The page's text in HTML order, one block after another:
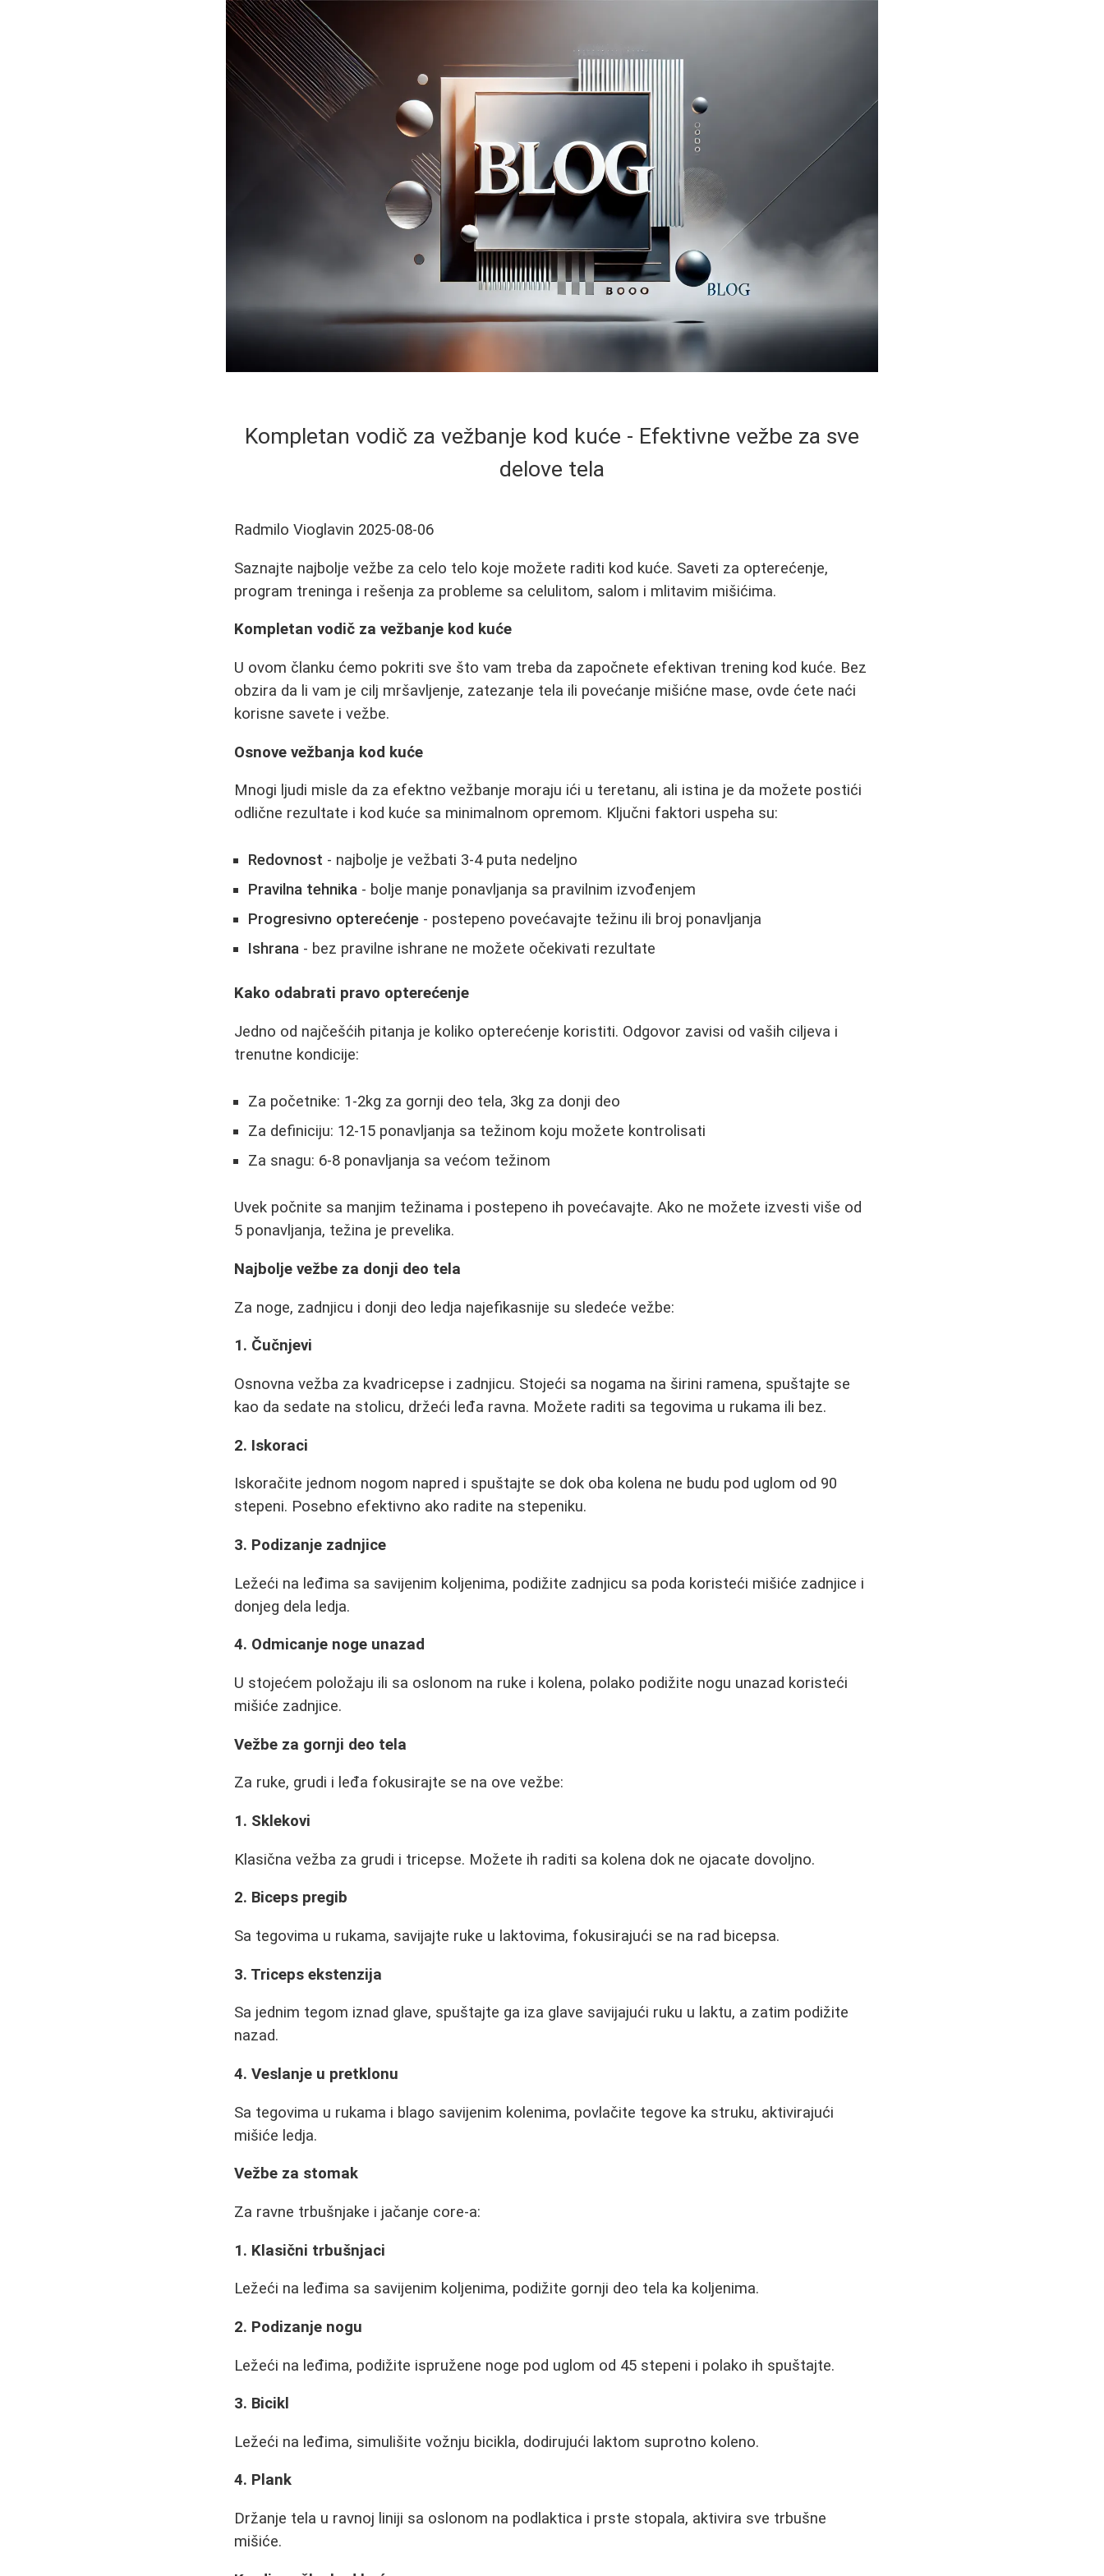
Kompletan vodič za vežbanje kod kuće - Efektivne vežbe za sve
delove tela
Radmilo Vioglavin 2025-08-06
Saznajte najbolje vežbe za celo telo koje možete raditi kod kuće. Saveti za opterećenje,
program treninga i rešenja za probleme sa celulitom, salom i mlitavim mišićima.
Kompletan vodič za vežbanje kod kuće
U ovom članku ćemo pokriti sve što vam treba da započnete efektivan trening kod kuće. Bez
obzira da li vam je cilj mršavljenje, zatezanje tela ili povećanje mišićne mase, ovde ćete naći
korisne savete i vežbe.
Osnove vežbanja kod kuće
Mnogi ljudi misle da za efektno vežbanje moraju ići u teretanu, ali istina je da možete postići
odlične rezultate i kod kuće sa minimalnom opremom. Ključni faktori uspeha su:
Redovnost - najbolje je vežbati 3-4 puta nedeljno
Pravilna tehnika - bolje manje ponavljanja sa pravilnim izvođenjem
Progresivno opterećenje - postepeno povećavajte težinu ili broj ponavljanja
Ishrana - bez pravilne ishrane ne možete očekivati rezultate
Kako odabrati pravo opterećenje
Jedno od najčešćih pitanja je koliko opterećenje koristiti. Odgovor zavisi od vaših ciljeva i
trenutne kondicije:
Za početnike: 1-2kg za gornji deo tela, 3kg za donji deo
Za definiciju: 12-15 ponavljanja sa težinom koju možete kontrolisati
Za snagu: 6-8 ponavljanja sa većom težinom
Uvek počnite sa manjim težinama i postepeno ih povećavajte. Ako ne možete izvesti više od
5 ponavljanja, težina je prevelika.
Najbolje vežbe za donji deo tela
Za noge, zadnjicu i donji deo ledja najefikasnije su sledeće vežbe:
1. Čučnjevi
Osnovna vežba za kvadricepse i zadnjicu. Stojeći sa nogama na širini ramena, spuštajte se
kao da sedate na stolicu, držeći leđa ravna. Možete raditi sa tegovima u rukama ili bez.
2. Iskoraci
Iskoračite jednom nogom napred i spuštajte se dok oba kolena ne budu pod uglom od 90
stepeni. Posebno efektivno ako radite na stepeniku.
3. Podizanje zadnjice
Ležeći na leđima sa savijenim koljenima, podižite zadnjicu sa poda koristeći mišiće zadnjice i
donjeg dela ledja.
4. Odmicanje noge unazad
U stojećem položaju ili sa oslonom na ruke i kolena, polako podižite nogu unazad koristeći
mišiće zadnjice.
Vežbe za gornji deo tela
Za ruke, grudi i leđa fokusirajte se na ove vežbe:
1. Sklekovi
Klasična vežba za grudi i tricepse. Možete ih raditi sa kolena dok ne ojacate dovoljno.
2. Biceps pregib
Sa tegovima u rukama, savijajte ruke u laktovima, fokusirajući se na rad bicepsa.
3. Triceps ekstenzija
Sa jednim tegom iznad glave, spuštajte ga iza glave savijajući ruku u laktu, a zatim podižite
nazad.
4. Veslanje u pretklonu
Sa tegovima u rukama i blago savijenim kolenima, povlačite tegove ka struku, aktivirajući
mišiće ledja.
Vežbe za stomak
Za ravne trbušnjake i jačanje core-a:
1. Klasični trbušnjaci
Ležeći na leđima sa savijenim koljenima, podižite gornji deo tela ka koljenima.
2. Podizanje nogu
Ležeći na leđima, podižite ispružene noge pod uglom od 45 stepeni i polako ih spuštajte.
3. Bicikl
Ležeći na leđima, simulišite vožnju bicikla, dodirujući laktom suprotno koleno.
4. Plank
Držanje tela u ravnoj liniji sa oslonom na podlaktica i prste stopala, aktivira sve trbušne
mišiće.